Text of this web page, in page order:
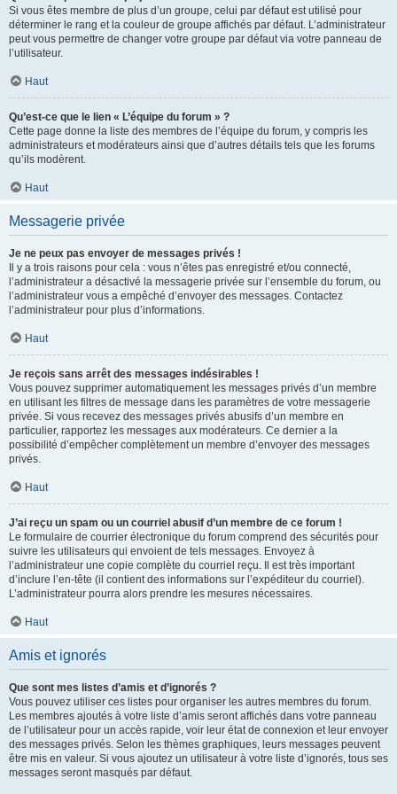
Si vous êtes membre de plus d’un groupe, celui par défaut est utilisé pour
déterminer le rang et la couleur de groupe affichés par défaut. L’administrateur
peut vous permettre de changer votre groupe par défaut via votre panneau de
l’utilisateur.
Haut
Qu’est-ce que le lien « L’équipe du forum » ?
Cette page donne la liste des membres de l’équipe du forum, y compris les
administrateurs et modérateurs ainsi que d’autres détails tels que les forums
qu’ils modèrent.
Haut
Messagerie privée
Je ne peux pas envoyer de messages privés !
Il y a trois raisons pour cela : vous n’êtes pas enregistré et/ou connecté,
l’administrateur a désactivé la messagerie privée sur l’ensemble du forum, ou
l’administrateur vous a empêché d’envoyer des messages. Contactez
l’administrateur pour plus d’informations.
Haut
Je reçois sans arrêt des messages indésirables !
Vous pouvez supprimer automatiquement les messages privés d’un membre
en utilisant les filtres de message dans les paramètres de votre messagerie
privée. Si vous recevez des messages privés abusifs d’un membre en
particulier, rapportez les messages aux modérateurs. Ce dernier a la
possibilité d’empêcher complètement un membre d’envoyer des messages
privés.
Haut
J’ai reçu un spam ou un courriel abusif d’un membre de ce forum !
Le formulaire de courrier électronique du forum comprend des sécurités pour
suivre les utilisateurs qui envoient de tels messages. Envoyez à
l’administrateur une copie complète du courriel reçu. Il est très important
d’inclure l’en-tête (il contient des informations sur l’expéditeur du courriel).
L’administrateur pourra alors prendre les mesures nécessaires.
Haut
Amis et ignorés
Que sont mes listes d’amis et d’ignorés ?
Vous pouvez utiliser ces listes pour organiser les autres membres du forum.
Les membres ajoutés à votre liste d’amis seront affichés dans votre panneau
de l’utilisateur pour un accès rapide, voir leur état de connexion et leur envoyer
des messages privés. Selon les thèmes graphiques, leurs messages peuvent
être mis en valeur. Si vous ajoutez un utilisateur à votre liste d’ignorés, tous ses
messages seront masqués par défaut.